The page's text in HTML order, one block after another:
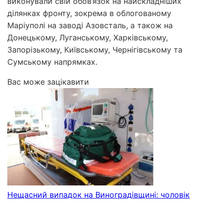
ділянках фронту, зокрема в облогованому
Маріуполі на заводі Азовсталь, а також на
Донецькому, Луганському, Харківському,
Запорізькому, Київському, Чернігівському та
Сумському напрямках.
Вас може зацікавити
Нещасний випадок на Виноградівщині: чоловік